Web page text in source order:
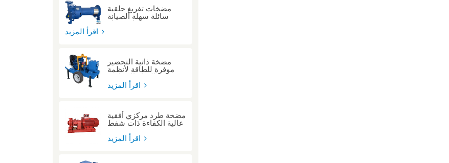
مضخات تفريغ حلقية
سائلة سهلة الصيانة
بتصميم حامل محرك
مضخة ذاتية التحضير
موفرة للطاقة لأنظمة
المياه الصناعية
مضخة طرد مركزي أفقية
عالية الكفاءة ذات شفط
ديزل للعمليات على
ارتفاعات عالية